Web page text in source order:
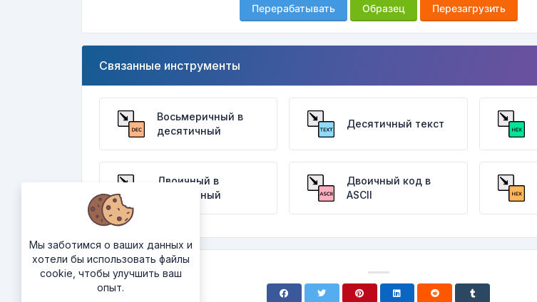
Перерабатывать Образец Перезагрузить
Связанные инструменты
Восьмеричный в
десятичный
Десятичный текст
Двоичный в
десятичный
Двоичный код в
ASCII
Мы заботимся о ваших данных и
хотели бы использовать файлы
cookie, чтобы улучшить ваш
опыт.